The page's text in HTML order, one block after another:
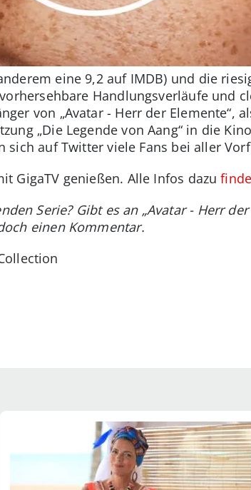
eine 9,2 auf IMDB) und die
Handlungsverläufe und
von „Avatar - Herr der Elemente“,
„Die Legende von Aang“ in die
sich auf Twitter viele Fans bei aller
GigaTV genießen. Alle Infos dazu
Serie? Gibt es an „Avatar - Herr
einen Kommentar.